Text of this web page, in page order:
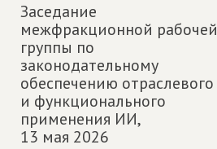
Заседание
межфракционной рабочей
группы по
законодательному
обеспечению отраслевого
и функционального
применения ИИ,
13 мая 2026